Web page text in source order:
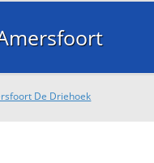
De Driehoek